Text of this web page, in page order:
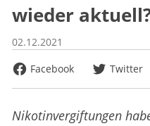
wieder
02.12.2021
Facebook
Twitter
Nikotinvergiftungen